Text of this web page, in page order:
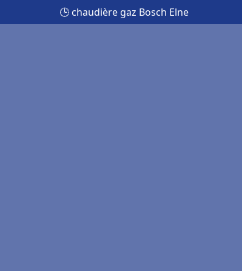
🕒 chaudière gaz Bosch Elne